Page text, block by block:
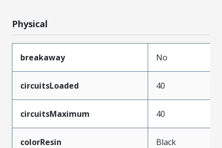
Physical
breakaway No
circuitsLoaded 40
circuitsMaximum 40
colorResin Black